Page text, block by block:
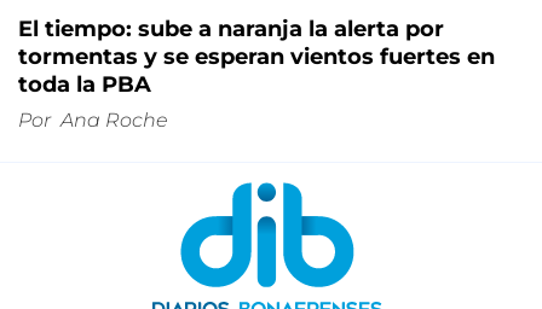
El tiempo: sube a naranja la alerta por
tormentas y se esperan vientos fuertes en
toda la PBA
Por Ana Roche